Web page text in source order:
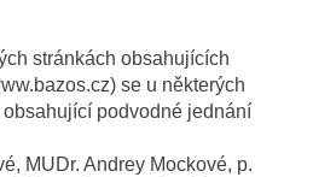
stránkách obsahujících
se u některých
podvodné jednání
MUDr. Andrey Mockové, p.